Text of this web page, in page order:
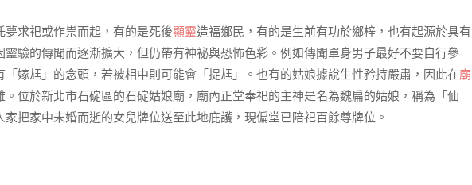
求祀或作祟而起，有的是死後顯靈造福鄉民，有的是生前有功於鄉梓，也有起源於具有
驗的傳聞而逐漸擴大，但仍帶有神祕與恐怖色彩。例如傳聞單身男子最好不要自行參
嫁尪」的念頭，若被相中則可能會「捉尪」。也有的姑娘據說生性矜持嚴肅，因此在廟
位於新北市石碇區的石碇姑娘廟，廟內正堂奉祀的主神是名為魏扁的姑娘，稱為「仙
把家中未婚而逝的女兒牌位送至此地庇護，現偏堂已陪祀百餘尊牌位。